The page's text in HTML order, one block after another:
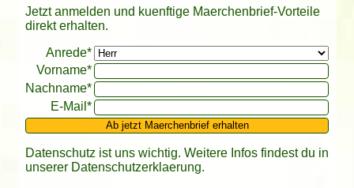
Jetzt anmelden und kuenftige Maerchenbrief-Vorteile
direkt erhalten.
Anrede*
Vorname*
Nachname*
E-Mail*
Bitte leer lassen
Ab jetzt Maerchenbrief erhalten
Datenschutz ist uns wichtig. Weitere Infos findest du in
unserer Datenschutzerklaerung.